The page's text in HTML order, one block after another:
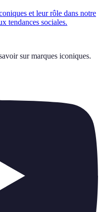
et leur rôle dans notre
tendances sociales.
sur marques iconiques.